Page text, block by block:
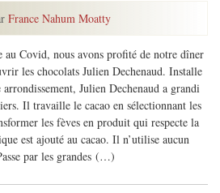
France Nahum Moatty
au Covid, nous avons profité de notre dîner
les chocolats Julien Dechenaud. Installe
Julien Dechenaud a grandi
Il travaille le cacao en sélectionnant les
les fèves en produit qui respecte la
est ajouté au cacao. Il n’utilise aucun
par les grandes (…)